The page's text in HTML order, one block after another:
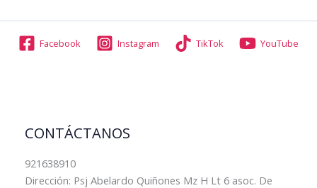
Facebook Instagram TikTok YouTube
CONTÁCTANOS
921638910
Dirección: Psj Abelardo Quiñones Mz H Lt 6 asoc. De